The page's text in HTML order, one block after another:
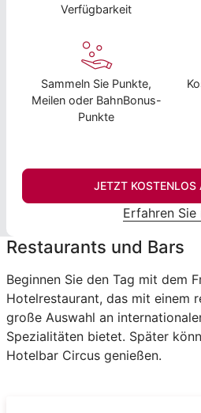
Verfügbarkeit
Sammeln Sie Punkte,
Meilen oder BahnBonus-
Punkte
JETZT KOSTENLOS
Erfahren Sie
Restaurants und Bars
Beginnen Sie den Tag mit dem
Hotelrestaurant, das mit einem
große Auswahl an
Spezialitäten bietet. Später
Hotelbar Circus genießen.